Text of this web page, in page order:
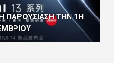
ΠΑΡΟΥΣΙΑΣΗ ΤΗΝ 1Η